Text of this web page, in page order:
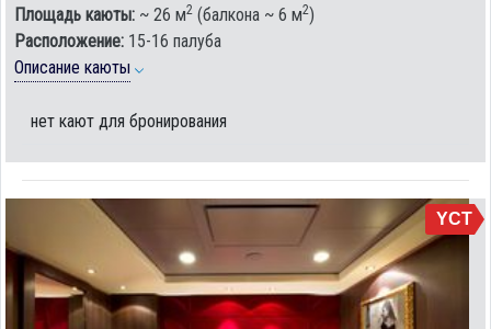
Площадь каюты: ~ 26 м2 (балкона ~ 6 м2)
Расположение: 15-16 палуба
Описание каюты
нет кают для бронирования
YCT